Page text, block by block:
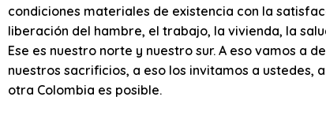
condiciones materiales de existencia con la
liberación del hambre, el trabajo, la vivienda, la
Ese es nuestro norte y nuestro sur. A eso vamos a
nuestros sacrificios, a eso los invitamos a
otra Colombia es posible.